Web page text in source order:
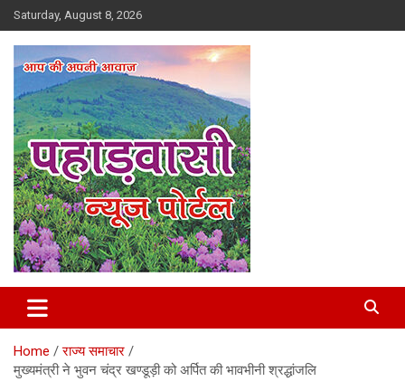
Skip
to
content
Saturday, August 8, 2026
Pahadvasi
Home
राज्य समाचार
मुख्यमंत्री ने भुवन चंद्र खण्डूड़ी को अर्पित की भावभीनी श्रद्धांजलि